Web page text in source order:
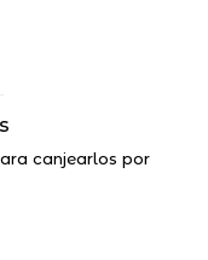
canjearlos por